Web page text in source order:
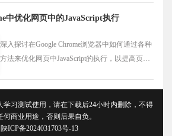
中优化网页中的JavaScript执行
深入探讨在Google Chrome浏览器中如何通过各种
方法来优化网页中JavaScript的执行，以提高页面
学习测试使用，请在下载后24小时内删除，不得
何商业用途，否则后果自负。
陕ICP备2024031703号-13